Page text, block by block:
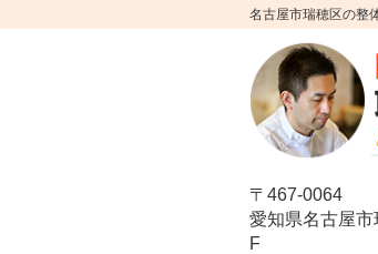
名古屋市瑞穂区の整
〒467-0064
愛知県名古屋市
F